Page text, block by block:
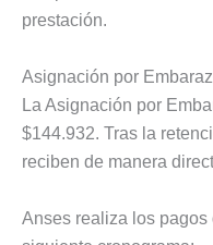
prestación.
Asignación por
La Asignación por
$144.932. Tras la
reciben de manera
Anses realiza los pagos